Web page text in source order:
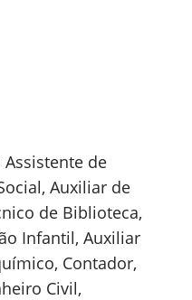
de
Auxiliar de
de Biblioteca,
Infantil, Auxiliar
Contador,
Civil,